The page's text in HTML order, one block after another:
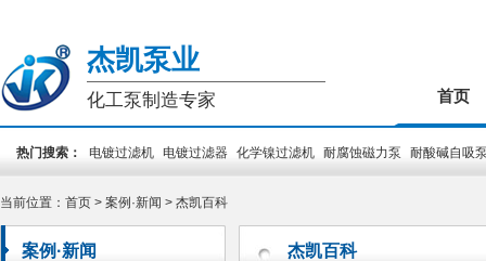
杰凯泵业
化工泵制造专家 首页
热门搜索： 电镀过滤机 电镀过滤器 化学镍过滤机 耐腐蚀磁力泵
耐酸碱自吸
当前位置： 首页 > 案例·新闻 > 杰凯百科
案例·新闻 杰凯百科